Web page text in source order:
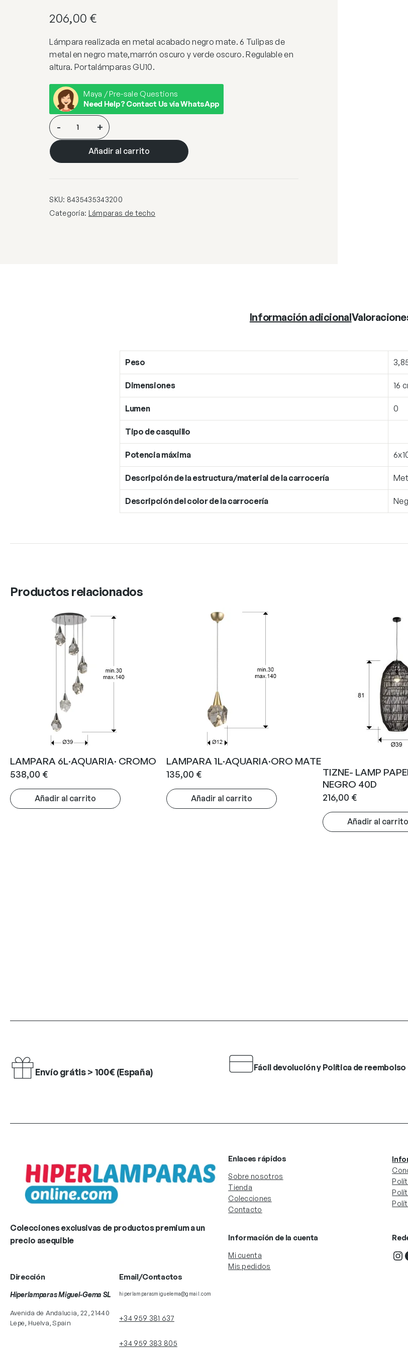
206,00 €
Lámpara realizada en metal acabado negro mate. 6 Tulipas de
metal en negro mate,marrón oscuro y verde oscuro. Regulable en
altura. Portalámparas GU10.
Maya / Pre-sale Questions
Need Help? Contact Us via WhatsApp
I3-
NIMES-
LAMPARA
6L
cantidad
- +
Añadir al carrito
SKU: 8435435343200
Categoría: Lámparas de techo
Información adicional
Peso
Dimensiones 16
Lumen 0
Tipo de casquillo
Potencia máxima
Descripción de la estructura/material de la carrocería
Descripción del color de la carrocería
Productos relacionados
LAMPARA 6L·AQUARIA· CROMO
538,00 €
Añadir al carrito
LAMPARA 1L·AQUARIA·ORO MATE
135,00 €
Añadir al carrito
TIZNE- LAMP
NEGRO 40D
216,00 €
Añadir al carrito
Envío grátis > 100€ (España) Fácil devolución y Política de reembolso
Colecciones exclusivas de productos premium a un
precio asequible
Dirección
Hiperlamparas Miguel-Gema SL
Avenida de Andalucia, 22, 21440
Lepe, Huelva, Spain
Email/Contactos
hiperlamparasmiguelema@gmail.com
+34 959 381 637
+34 959 383 805
Enlaces rápidos
Sobre nosotros
Tienda
Colecciones
Contacto
Información de la cuenta
Mi cuenta
Mis pedidos
Instagram